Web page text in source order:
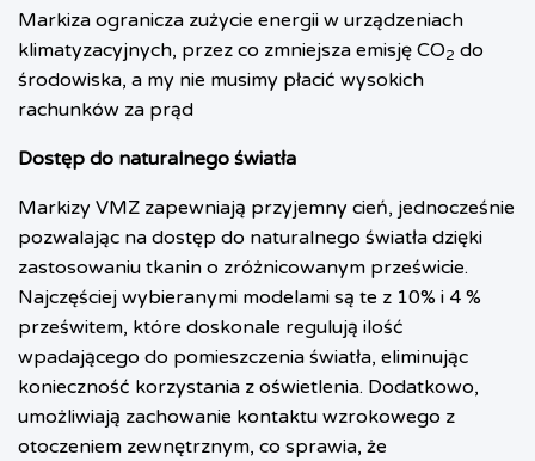
Markiza ogranicza zużycie energii w urządzeniach
klimatyzacyjnych, przez co zmniejsza emisję CO2 do
środowiska, a my nie musimy płacić wysokich
rachunków za prąd
Dostęp do naturalnego światła
Markizy VMZ zapewniają przyjemny cień, jednocześnie
pozwalając na dostęp do naturalnego światła dzięki
zastosowaniu tkanin o zróżnicowanym prześwicie.
Najczęściej wybieranymi modelami są te z 10% i 4 %
prześwitem, które doskonale regulują ilość
wpadającego do pomieszczenia światła, eliminując
konieczność korzystania z oświetlenia. Dodatkowo,
umożliwiają zachowanie kontaktu wzrokowego z
otoczeniem zewnętrznym, co sprawia, że